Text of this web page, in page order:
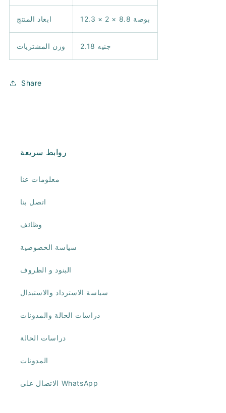
ابعاد المنتج 12.3 × 2 × 8.8 بوصة
وزن المشتريات 2.18 جنيه
Share
روابط سريعة
معلومات عنا
اتصل بنا
وظائف
سياسة الخصوصية
البنود و الظروف
سياسة الاسترداد والاستبدال
دراسات الحالة والمدونات
دراسات الحالة
المدونات
الاتصال على WhatsApp